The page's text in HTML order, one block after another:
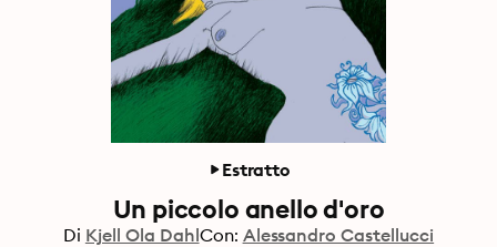
Estratto
Un piccolo anello d'oro
Di Kjell Ola DahlCon: Alessandro Castellucci